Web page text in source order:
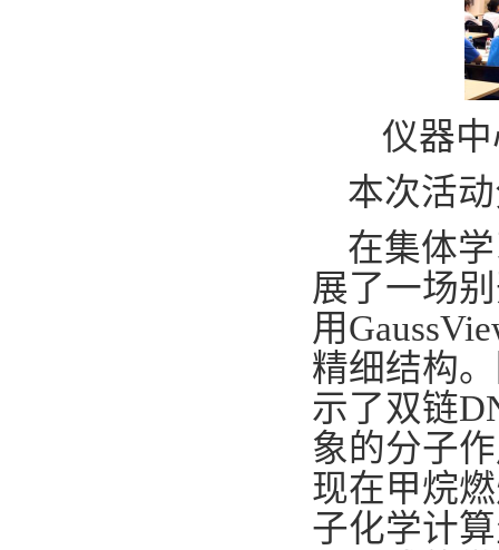
仪器
本次活
在集体
展了一场
用
精细结构
示了双链
象的分子
现在甲烷
子化学计